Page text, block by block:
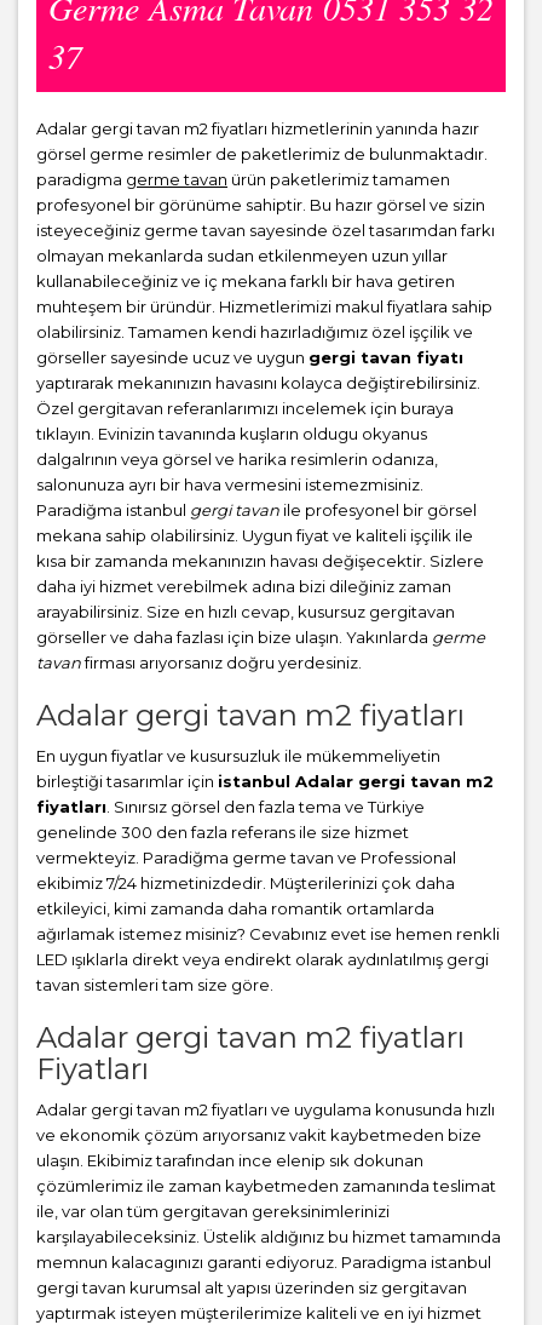
37
Adalar gergi tavan m2 fiyatları hizmetlerinin yanında hazır
görsel germe resimler de paketlerimiz de bulunmaktadır.
paradigma germe tavan ürün paketlerimiz tamamen
profesyonel bir görünüme sahiptir. Bu hazır görsel ve sizin
isteyeceğiniz germe tavan sayesinde özel tasarımdan farkı
olmayan mekanlarda sudan etkilenmeyen uzun yıllar
kullanabileceğiniz ve iç mekana farklı bir hava getiren
muhteşem bir üründür. Hizmetlerimizi makul fiyatlara sahip
olabilirsiniz. Tamamen kendi hazırladığımız özel işçilik ve
görseller sayesinde ucuz ve uygun gergi tavan fiyatı
yaptırarak mekanınızın havasını kolayca değiştirebilirsiniz.
Özel gergitavan referanlarımızı incelemek için buraya
tıklayın. Evinizin tavanında kuşların oldugu okyanus
dalgalrının veya görsel ve harika resimlerin odanıza,
salonunuza ayrı bir hava vermesini istemezmisiniz.
Paradiğma istanbul gergi tavan ile profesyonel bir görsel
mekana sahip olabilirsiniz. Uygun fiyat ve kaliteli işçilik ile
kısa bir zamanda mekanınızın havası değişecektir. Sizlere
daha iyi hizmet verebilmek adına bizi dileğiniz zaman
arayabilirsiniz. Size en hızlı cevap, kusursuz gergitavan
görseller ve daha fazlası için bize ulaşın. Yakınlarda germe
tavanfirması arıyorsanız doğru yerdesiniz.
Adalar gergi tavan m2 fiyatları
En uygun fiyatlar ve kusursuzluk ile mükemmeliyetin
birleştiği tasarımlar için istanbul Adalar gergi tavan m2
fiyatları . Sınırsız görsel den fazla tema ve Türkiye
genelinde 300 den fazla referans ile size hizmet
vermekteyiz. Paradiğma germe tavan ve Professional
ekibimiz 7/24 hizmetinizdedir. Müşterilerinizi çok daha
etkileyici, kimi zamanda daha romantik ortamlarda
ağırlamak istemez misiniz? Cevabınız evet ise hemen renkli
LED ışıklarla direkt veya endirekt olarak aydınlatılmış gergi
tavan sistemleri tam size göre.
Adalar gergi tavan m2 fiyatları
Fiyatları
Adalar gergi tavan m2 fiyatları ve uygulama konusunda hızlı
ve ekonomik çözüm arıyorsanız vakit kaybetmeden bize
ulaşın. Ekibimiz tarafından ince elenip sık dokunan
çözümlerimiz ile zaman kaybetmeden zamanında teslimat
ile, var olan tüm gergitavan gereksinimlerinizi
karşılayabileceksiniz. Üstelik aldığınız bu hizmet tamamında
memnun kalacagınızı garanti ediyoruz. Paradigma istanbul
gergi tavan kurumsal alt yapısı üzerinden siz gergitavan
yaptırmak isteyen müşterilerimize kaliteli ve en iyi hizmet